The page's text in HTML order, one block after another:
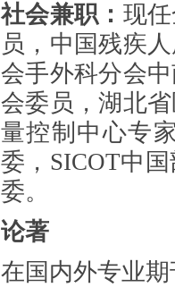
社会兼职： 现
员，中国残疾
会手外科分会
会委员，湖北
量控制中心专
委， SICOT中
委。
论著
在国内外专业